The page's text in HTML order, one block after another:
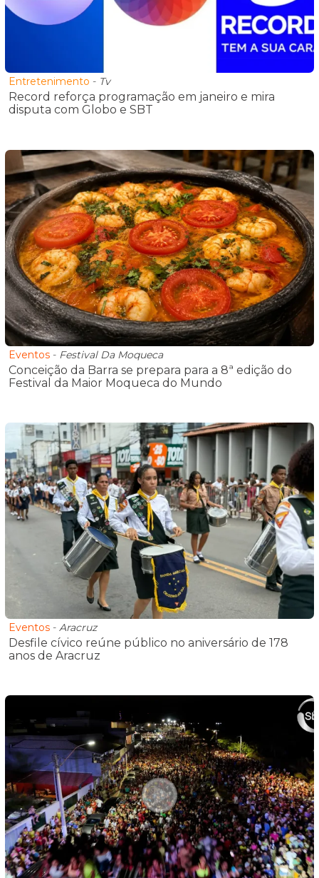
Entretenimento - Tv
Record reforça programação em janeiro e mira
disputa com Globo e SBT
Eventos - Festival Da Moqueca
Conceição da Barra se prepara para a 8ª edição do
Festival da Maior Moqueca do Mundo
Eventos - Aracruz
Desfile cívico reúne público no aniversário de 178
anos de Aracruz